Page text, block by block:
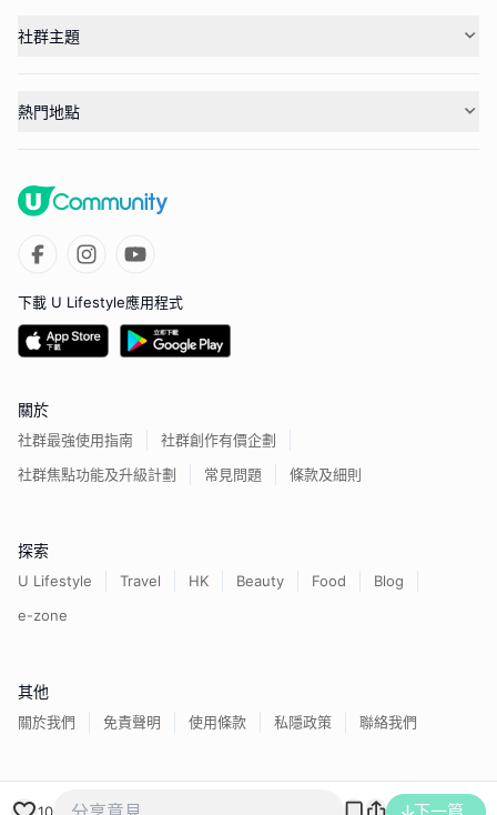
10
社群主題
熱門地點
下載 U Lifestyle應用程式
關於
社群最強使用指南
社群創作有價企劃
社群焦點功能及升級計劃
常見問題 條款及細則
探索
U Lifestyle Travel HK Beauty Food
Blog
e-zone
其他
關於我們 免責聲明 使用條款 私隱政策 聯絡我們
香港經濟日報版權所有©